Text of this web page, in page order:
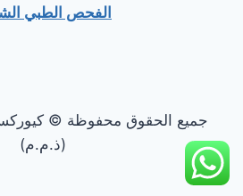
الفحص الطبي
جميع الحقوق محفوظة ©
(ذ.م.م)